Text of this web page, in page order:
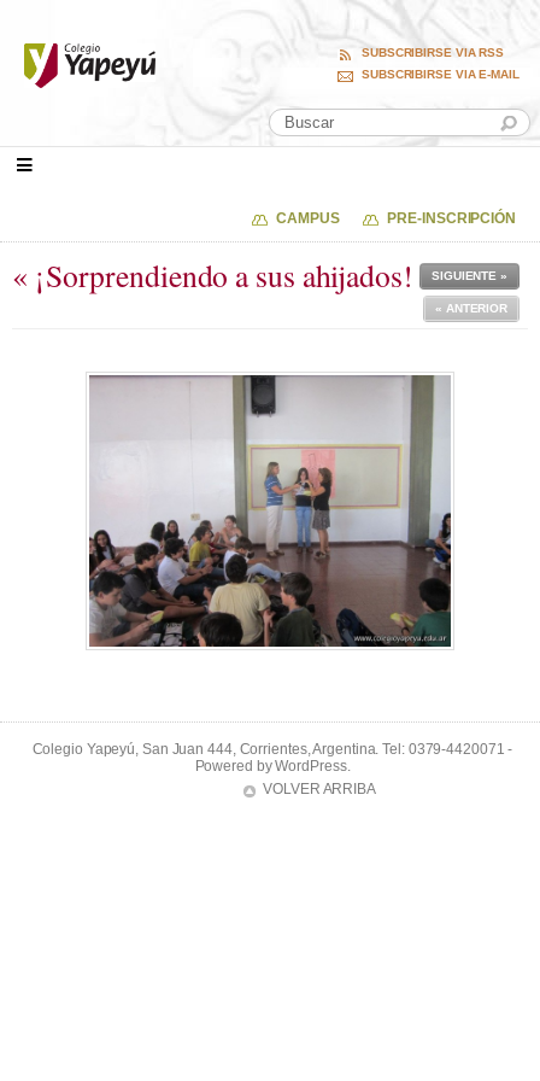
SUBSCRIBIRSE VIA RSS
SUBSCRIBIRSE VIA E-MAIL
CAMPUS PRE-INSCRIPCIÓN
« ¡Sorprendiendo a sus ahijados! SIGUIENTE »
« ANTERIOR
Colegio Yapeyú, San Juan 444, Corrientes, Argentina. Tel: 0379-4420071 -
Powered byWordPress.
VOLVER ARRIBA